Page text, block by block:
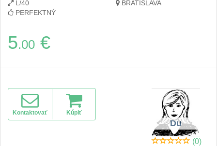
L/40
BRATISLAVA
PERFEKTNÝ
5.00 €
Kontaktovať Kúpiť
Du
(0)